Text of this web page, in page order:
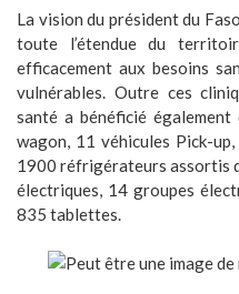
La vision du président du
toute l’étendue du
efficacement aux besoins
vulnérables. Outre ces
santé a bénéficié
wagon, 11 véhicules Pick-
1900 réfrigérateurs assortis
électriques, 14 groupes
835 tablettes.